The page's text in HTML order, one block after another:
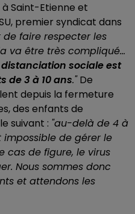
Saint-Etienne et
premier syndicat dans
de faire respecter les
va être très compliqué...
sociale est
de 3 à 10 ans."De
depuis la fermeture
des enfants de
suivant : "au-delà de 4 à
de gérer le
cas de figure, le virus
Nous sommes donc
et attendons les